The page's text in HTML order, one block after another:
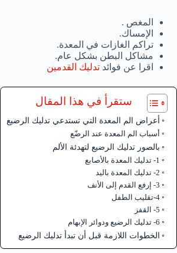
المغص .
الإمساك.
تراكم الغازات في المعدة.
مشاكل البطن بشكل عام.
اقرا عن فوائد تدليك القدمين
ستقرأ في هذا المقال
أعراض الم المعدة التي تستدعي تدليك الرضيع
أسباب الم المعدة عند الرضّع
بالصور تدليك الرضيع لتهدئة الألم
1- تدليك المعدة بالأصابع
2- تدليك المعدة باليد
3- إرفع القدم إلى الأنف
4-تقليب الطفل
5- القفز
6- تدليك الرضيع ودوائر الإبهام
الخطوات اللازمة قبل أن تبدأ تدليك الرضيع